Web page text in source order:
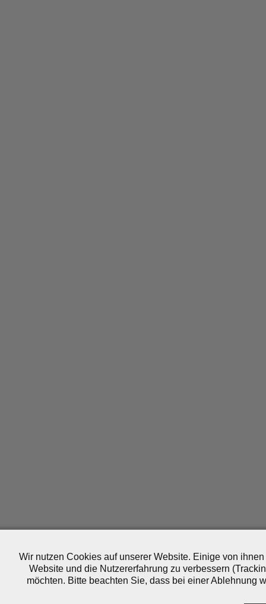
Wir nutzen Cookies auf unserer Website. Einige von
Website und die Nutzererfahrung zu verbessern
möchten. Bitte beachten Sie, dass bei einer Ablehnung